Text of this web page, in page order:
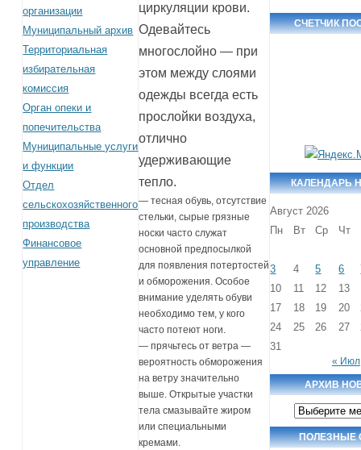
организации
Муниципальный архив
Территориальная
избирательная
комиссия
Орган опеки и
попечительства
Муниципальные услуги
и функции
Отдел
сельскохозяйственного
производства
Финансовое
управление
циркуляции крови.
Одевайтесь
многослойно — при
этом между слоями
одежды всегда есть
прослойки воздуха,
отлично
удерживающие
тепло.
— тесная обувь, отсутствие
стельки, сырые грязные
носки часто служат
основной предпосылкой
для появления потертостей
и обморожения. Особое
внимание уделять обуви
необходимо тем, у кого
часто потеют ноги.
— прячьтесь от ветра —
вероятность обморожения
на ветру значительно
выше. Открытые участки
тела смазывайте жиром
или специальными
кремами.
СЧЕТЧИК
КАЛЕНДАРЬ
Август 2026
Пн
Вт Ср Чт
3 4 5 6
10
11 12 13
17
18 19 20
24
25 26 27
31
« Июл
АРХИВ
Архив
новостей
ПОЛЕЗНЫЕ